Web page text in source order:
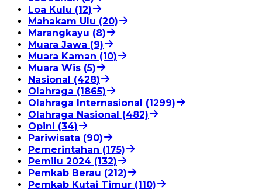
Loa Kulu (12)
Mahakam Ulu (20)
Marangkayu (8)
Muara Jawa (9)
Muara Kaman (10)
Muara Wis (5)
Nasional (428)
Olahraga (1865)
Olahraga Internasional (1299)
Olahraga Nasional (482)
Opini (34)
Pariwisata (90)
Pemerintahan (175)
Pemilu 2024 (132)
Pemkab Berau (212)
Pemkab Kutai Timur (110)